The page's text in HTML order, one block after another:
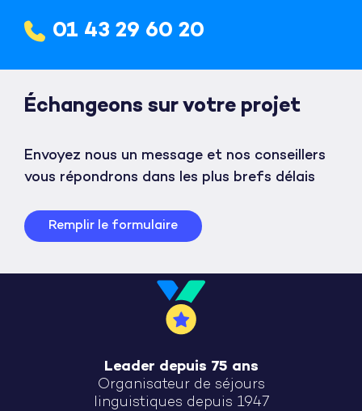
01 43 29 60 20
Échangeons sur votre projet
Envoyez nous un message et nos conseillers
vous répondrons dans les plus brefs délais
Remplir le formulaire
Leader depuis 75 ans
Organisateur de séjours
linguistiques depuis 1947